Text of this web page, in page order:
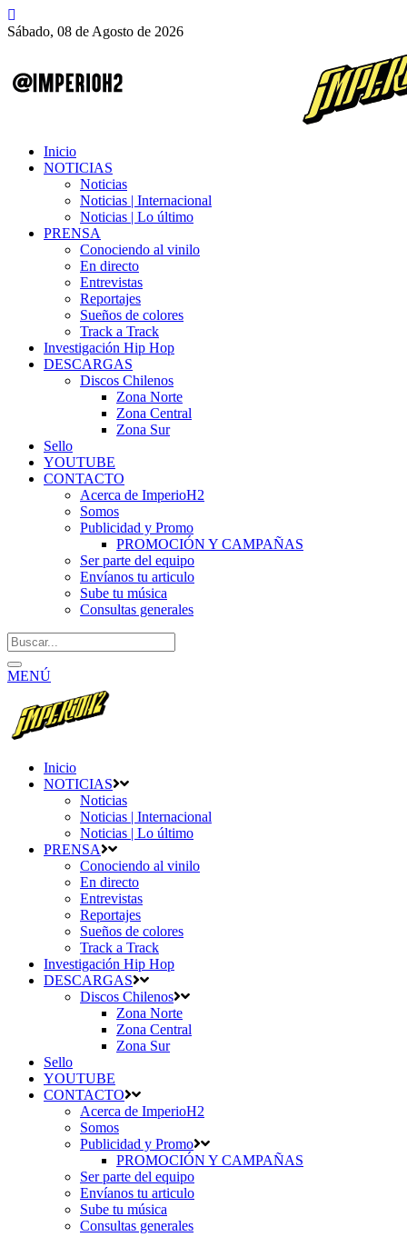
Sábado, 08 de Agosto de 2026
Inicio
NOTICIAS
Noticias
Noticias | Internacional
Noticias | Lo último
PRENSA
Conociendo al vinilo
En directo
Entrevistas
Reportajes
Sueños de colores
Track a Track
Investigación Hip Hop
DESCARGAS
Discos Chilenos
Zona Norte
Zona Central
Zona Sur
Sello
YOUTUBE
CONTACTO
Acerca de ImperioH2
Somos
Publicidad y Promo
PROMOCIÓN Y CAMPAÑAS
Ser parte del equipo
Envíanos tu articulo
Sube tu música
Consultas generales
MENÚ
Inicio
NOTICIAS
Noticias
Noticias | Internacional
Noticias | Lo último
PRENSA
Conociendo al vinilo
En directo
Entrevistas
Reportajes
Sueños de colores
Track a Track
Investigación Hip Hop
DESCARGAS
Discos Chilenos
Zona Norte
Zona Central
Zona Sur
Sello
YOUTUBE
CONTACTO
Acerca de ImperioH2
Somos
Publicidad y Promo
PROMOCIÓN Y CAMPAÑAS
Ser parte del equipo
Envíanos tu articulo
Sube tu música
Consultas generales